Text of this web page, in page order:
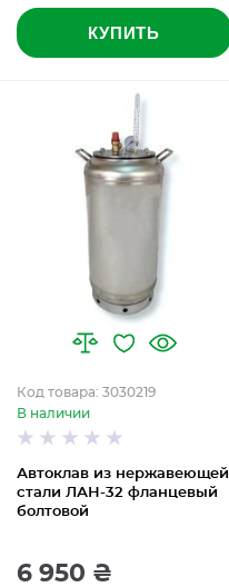
КУПИТЬ
Автоклав из нержавеющей
стали ЛАН-32 фланцевый
болтовой
Код товара: 3030219
В наличии
6 950 ₴